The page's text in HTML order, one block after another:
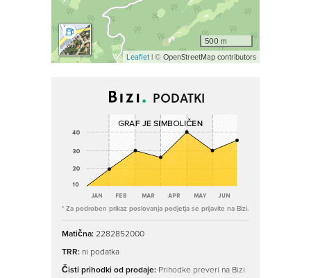
500 m
Leaflet| © OpenStreetMap contributors
PODATKI
* Za podroben prikaz poslovanja podjetja se prijavite na Bizi.
Matična:2282852000
TRR: ni podatka
Čisti prihodki od prodaje: Prihodke preveri na Bizi